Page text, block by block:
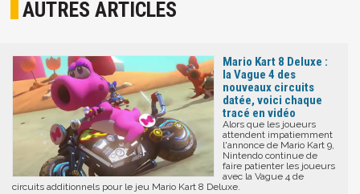
AUTRES ARTICLES
Mario Kart 8 Deluxe :
la Vague 4 des
nouveaux circuits
datée, voici chaque
tracé en vidéo
Alors que les joueurs
attendent impatiemment
l'annonce de Mario Kart 9,
Nintendo continue de
faire patienter les joueurs
avec la Vague 4 de
circuits additionnels pour le jeu Mario Kart 8 Deluxe.